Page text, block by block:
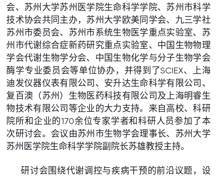
会、苏州大学苏州医学院生命科学学院、苏州市科学
技术协会共同主办，苏州大学欧美同学会、九三学社
苏州市委员会、苏州市系统生物医学重点实验室、苏
州市代谢综合症新药研究重点实验室、中国生物物理
学会代谢生物学分会、中国生物化学与分子生物学会
酶学专业委员会等单位协办，并得到了SCIEX、上海
迪发仪器仪表有限公司、安升达生命科学有限公司、
复百澳（苏州）生物医药科技有限公司及上海明睿生
物技术有限公司等企业的大力支持。来自高校、科研
院所和企业的170余位专家学者和科研人员参加了本
次研讨会。会议由苏州市生物学会理事长、苏州大学
苏州医学院生命科学学院副院长苏雄教授主持。
研讨会围绕代谢调控与疾病干预的前沿议题，设